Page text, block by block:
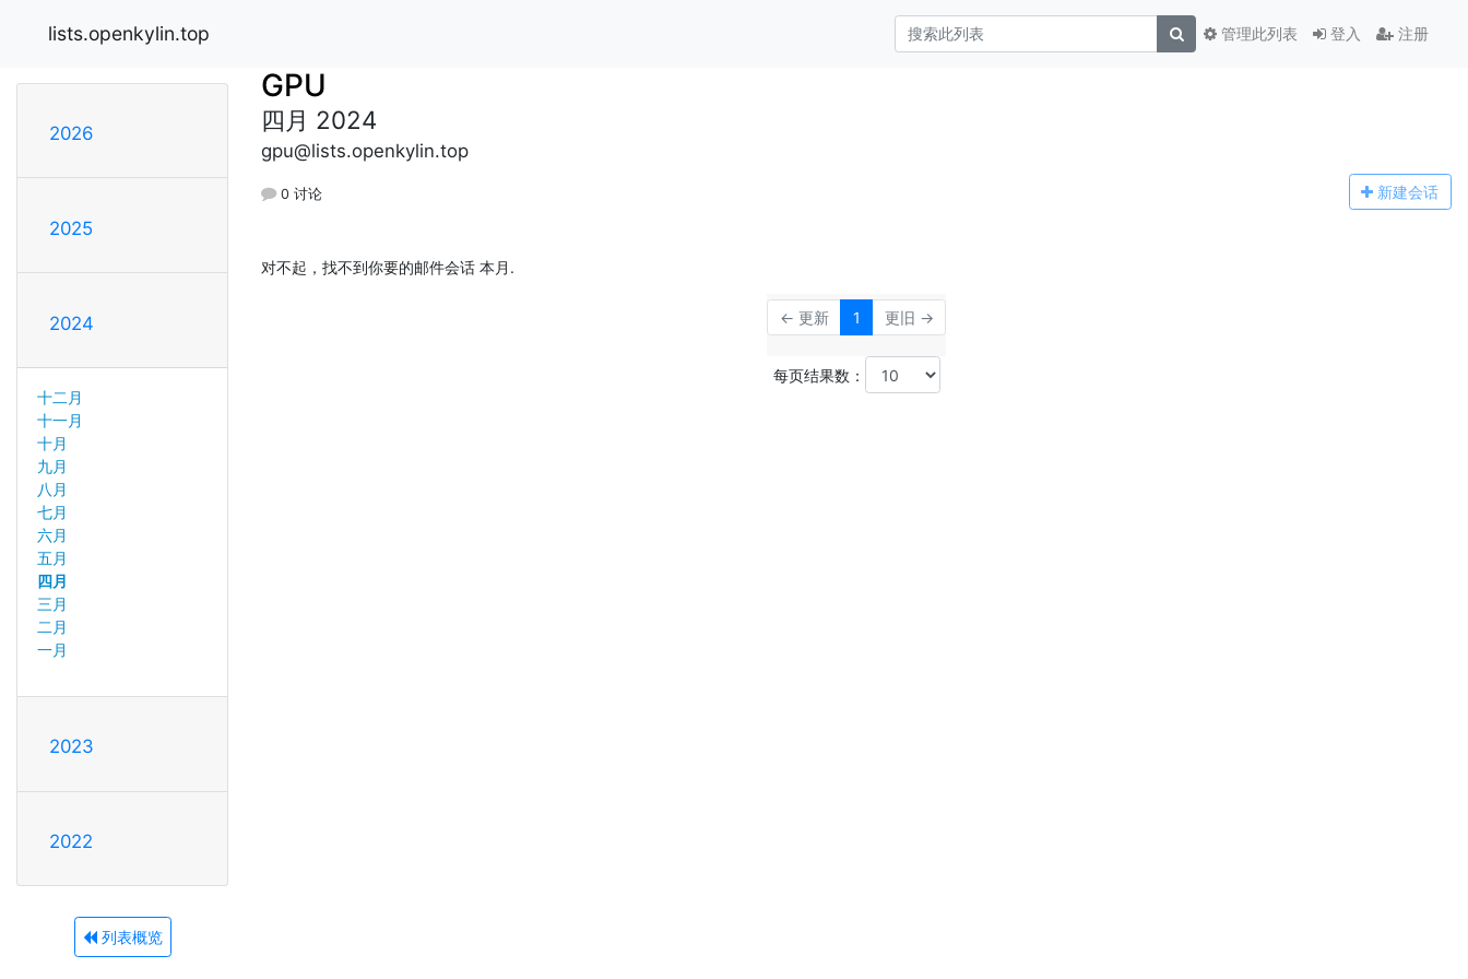
lists.openkylin.top 登入 注册
管理此列表
2026
2025
2024
十二月
十一月
十月
九月
八月
七月
六月
五月
四月
三月
二月
一月
2023
2022
列表概览
GPU
四月 2024
gpu@lists.openkylin.top
0 讨论 新建会话
对不起，找不到你要的邮件会话 本月.
← 更新 1 更旧 →
每页结果数：